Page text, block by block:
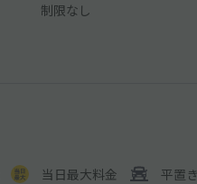
制限なし
当日最大料金 平置き